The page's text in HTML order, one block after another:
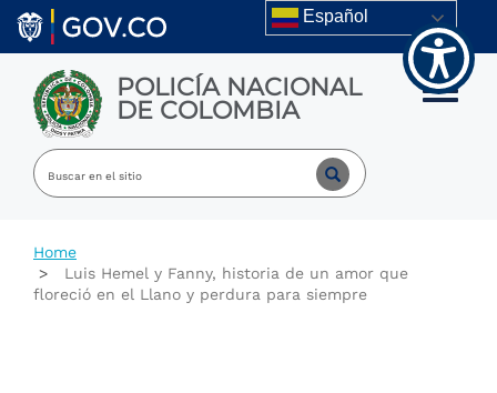
Welcome
All
Accessibility
screen
reader.
Accessibility
Skip to main content Español
POLICÍA NACIONAL
DE COLOMBIA Toggle
Home
Luis Hemel y Fanny, historia de un amor que
floreció en el Llano y perdura para siempre